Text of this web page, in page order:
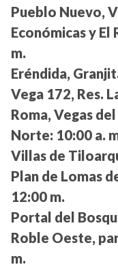
Pueblo Nuevo,
Económicas y El
m.
Eréndida,
Vega 172, Res.
Roma, Vegas
Norte: 10:00 a.
Villas de
Plan de Lomas
12:00 m.
Portal del
Roble Oeste,
m.